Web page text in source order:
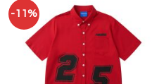
-11%